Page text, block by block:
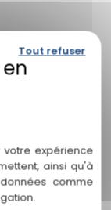
des biens
! Vous
expérience
ainsi qu'à
comme
Tout refuser